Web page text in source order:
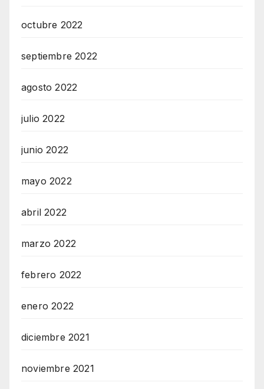
octubre 2022
septiembre 2022
agosto 2022
julio 2022
junio 2022
mayo 2022
abril 2022
marzo 2022
febrero 2022
enero 2022
diciembre 2021
noviembre 2021